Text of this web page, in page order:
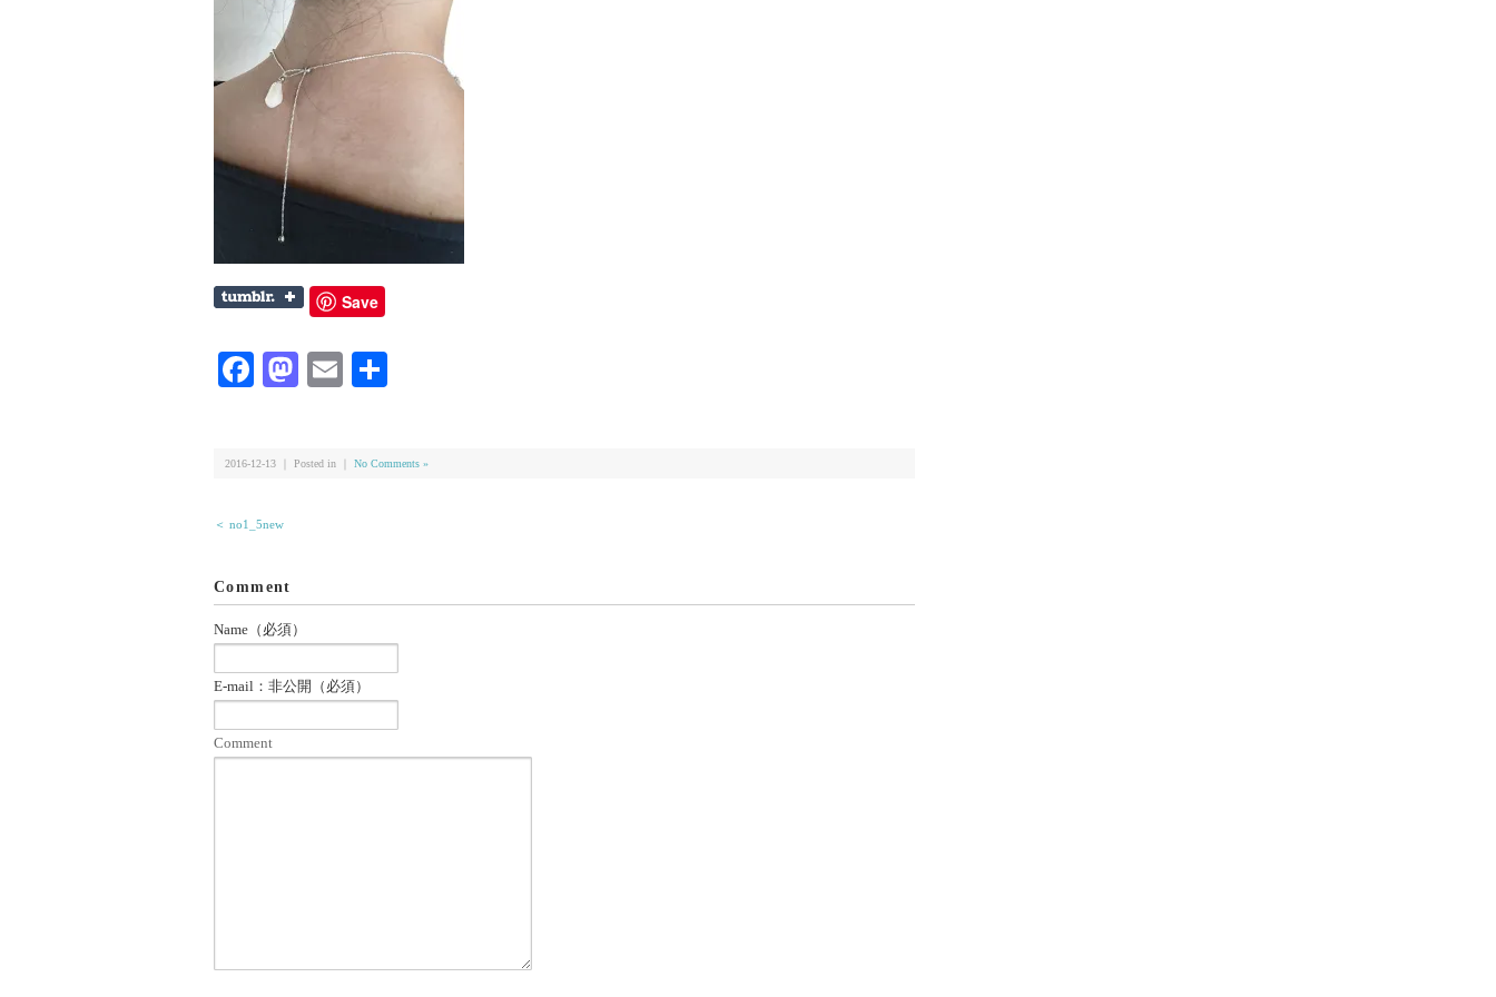
Save
Facebook
Mastodon
Email
2016-12-13 ｜ Posted in ｜ No Comments »
＜ no1_5new
Comment
Name（必須）
E-mail：非公開（必須）
Comment